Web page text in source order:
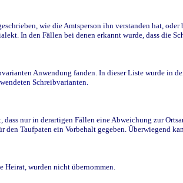
wie die Amtsperson ihn verstanden hat, oder
In den Fällen bei denen erkannt wurde, dass die
Anwendung fanden. In dieser Liste wurde in
Schreibvarianten.
nur in derartigen Fällen eine Abweichung zur
Taufpaten ein Vorbehalt gegeben. Überwiegend
Heirat, wurden nicht übernommen.